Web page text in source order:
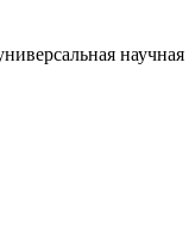
научная